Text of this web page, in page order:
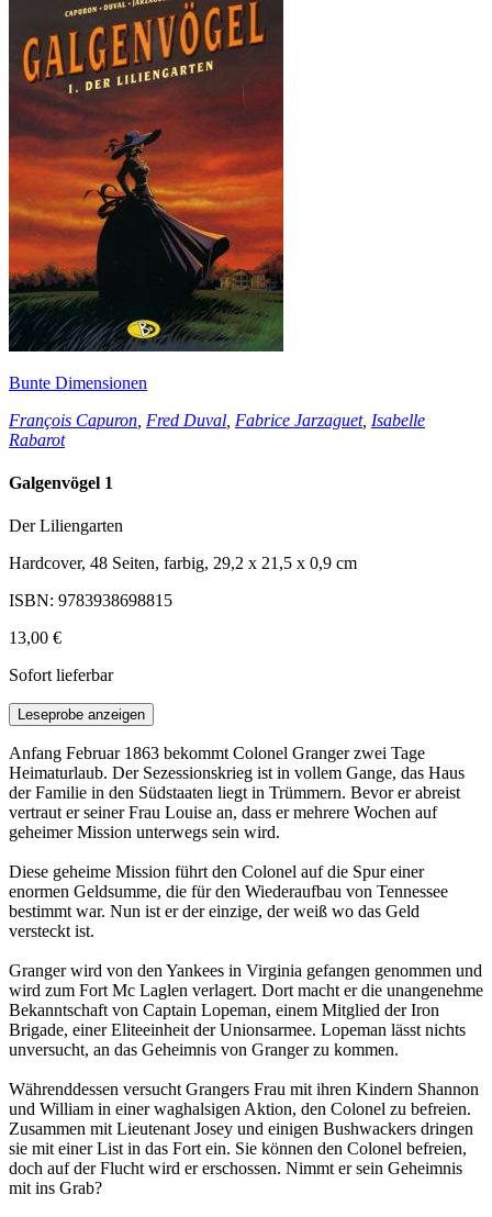
Bunte Dimensionen
François Capuron Fred Duval Fabrice Jarzaguet, Isabelle
Rabarot
Galgenvögel 1
Der Liliengarten
Hardcover, 48 Seiten, farbig, 29,2 x 21,5 x 0,9 cm
ISBN: 9783938698815
13,00 €
Sofort lieferbar
Leseprobe anzeigen
Anfang Februar 1863 bekommt Colonel Granger zwei Tage
Heimaturlaub. Der Sezessionskrieg ist in vollem Gange, das Haus
der Familie in den Südstaaten liegt in Trümmern. Bevor er abreist
vertraut er seiner Frau Louise an, dass er mehrere Wochen auf
geheimer Mission unterwegs sein wird.
Diese geheime Mission führt den Colonel auf die Spur einer
enormen Geldsumme, die für den Wiederaufbau von Tennessee
bestimmt war. Nun ist er der einzige, der weiß wo das Geld
versteckt ist.
Granger wird von den Yankees in Virginia gefangen genommen und
wird zum Fort Mc Laglen verlagert. Dort macht er die unangenehme
Bekanntschaft von Captain Lopeman, einem Mitglied der Iron
Brigade, einer Eliteeinheit der Unionsarmee. Lopeman lässt nichts
unversucht, an das Geheimnis von Granger zu kommen.
Währenddessen versucht Grangers Frau mit ihren Kindern Shannon
und William in einer waghalsigen Aktion, den Colonel zu befreien.
Zusammen mit Lieutenant Josey und einigen Bushwackers dringen
sie mit einer List in das Fort ein. Sie können den Colonel befreien,
doch auf der Flucht wird er erschossen. Nimmt er sein Geheimnis
mit ins Grab?